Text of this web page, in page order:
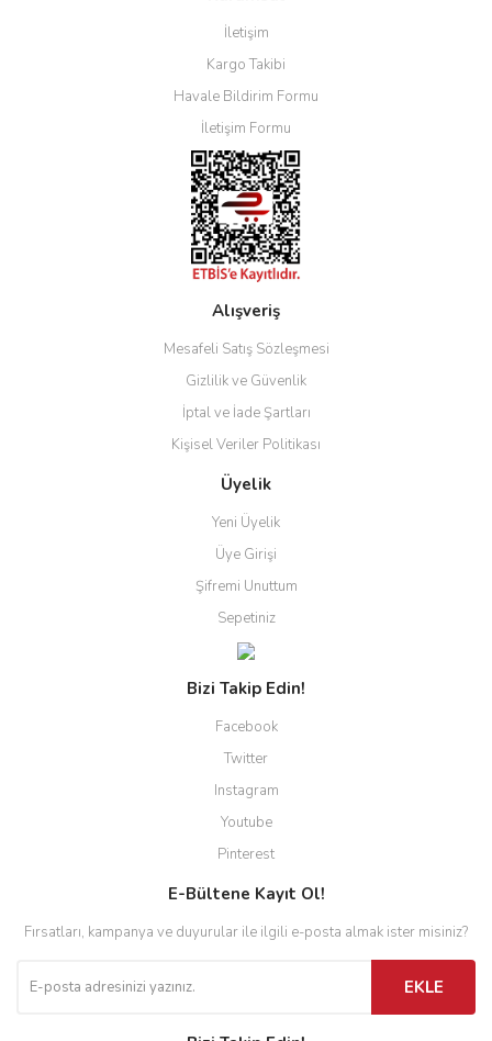
İletişim
Kargo Takibi
Havale Bildirim Formu
İletişim Formu
Alışveriş
Mesafeli Satış Sözleşmesi
Gizlilik ve Güvenlik
İptal ve İade Şartları
Kişisel Veriler Politikası
Üyelik
Yeni Üyelik
Üye Girişi
Şifremi Unuttum
Sepetiniz
Bizi Takip Edin!
Facebook
Twitter
Instagram
Youtube
Pinterest
E-Bültene Kayıt Ol!
Fırsatları, kampanya ve duyurular ile ilgili e-posta almak ister misiniz?
EKLE